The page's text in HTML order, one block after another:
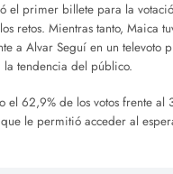
el primer billete para la
retos. Mientras tanto, Maica
a Alvar Seguí en un televoto
tendencia del público.
el 62,9% de los votos frente al
le permitió acceder al